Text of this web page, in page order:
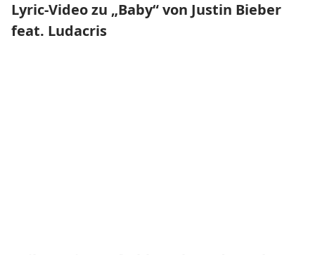
Lyric-Video zu „Baby“ von Justin Bieber
feat. Ludacris